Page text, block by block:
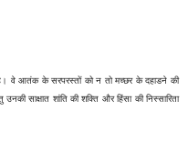
वे आतंक के सरपरस्तों को न तो मच्छर के दहाडने की
साक्षात शांति की शक्ति और हिंसा की निस्सारिता